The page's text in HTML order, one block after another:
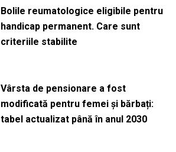
Bolile reumatologice eligibile pentru
handicap permanent. Care sunt
criteriile stabilite
Vârsta de pensionare a fost
modificată pentru femei și bărbați:
tabel actualizat până în anul 2030